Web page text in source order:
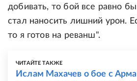
добивать, то бой все равно
стал наносить лишний урон.
то я готов на реванш".
ЧИТАЙТЕ ТАКЖЕ
Ислам Махачев о бое с